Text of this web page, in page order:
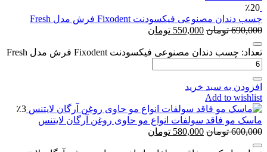
٪20
چسب دندان مصنوعی فیکسودنت Fixodent فرش مدل Fresh
690,000 تومان 550,000 تومان
تعداد: چسب دندان مصنوعی فیکسودنت Fixodent فرش مدل Fresh
افزودن به سبد خرید
Add to wishlist
٪3
ماسک مو فاقد سولفات انواع مو حاوی روغن آرگان لایتنس
600,000 تومان 580,000 تومان